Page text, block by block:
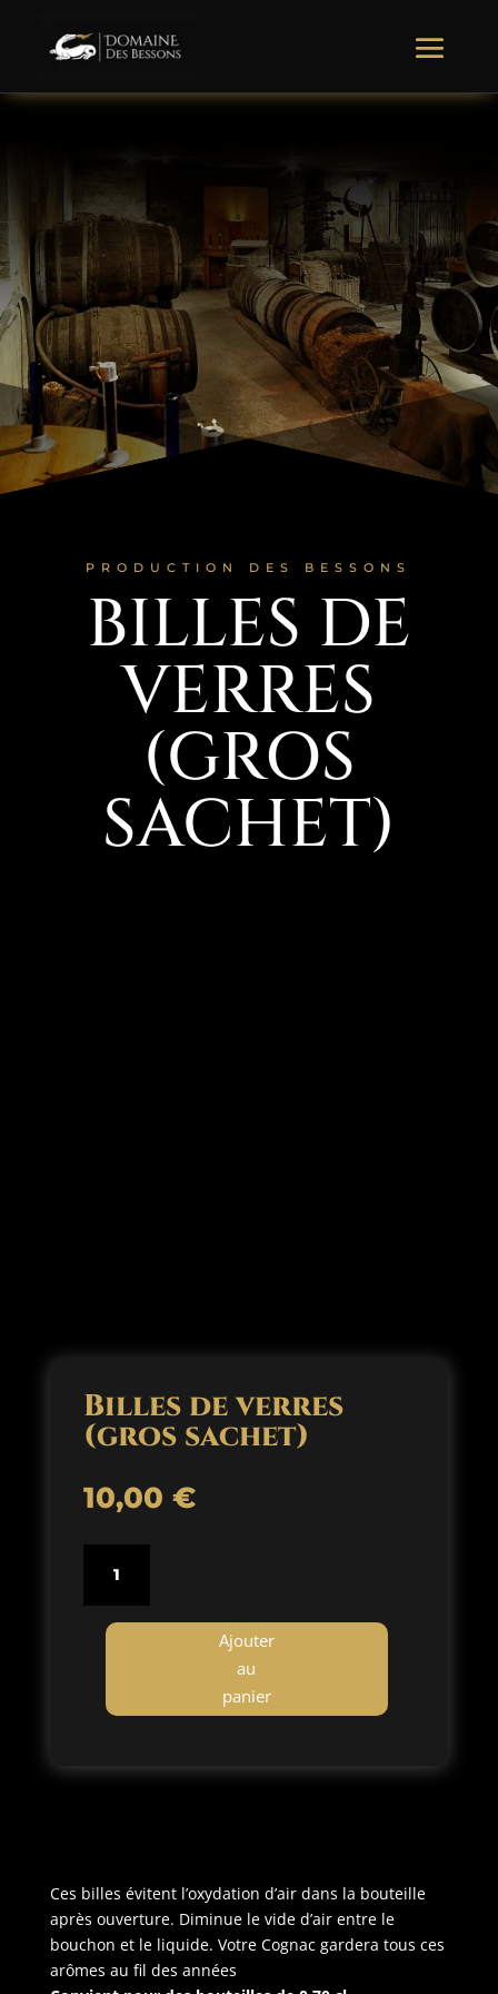
PRODUCTION DES BESSONS
BILLES DE
VERRES
(GROS
SACHET)
Billes de verres
(gros sachet)
10,00 €
Billes
sachet)
Ajouter
au
panier
Ces billes évitent l’oxydation d’air dans la bouteille
après ouverture. Diminue le vide d’air entre le
bouchon et le liquide. Votre Cognac gardera tous ces
arômes au fil des années